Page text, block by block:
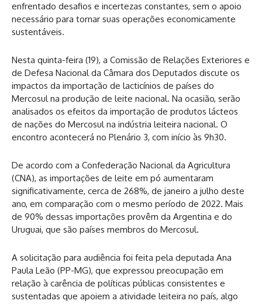
enfrentado desafios e incertezas constantes, sem o apoio
necessário para tornar suas operações economicamente
sustentáveis.
Nesta quinta-feira (19), a Comissão de Relações Exteriores e
de Defesa Nacional da Câmara dos Deputados discute os
impactos da importação de lacticínios de países do
Mercosul na produção de leite nacional. Na ocasião, serão
analisados os efeitos da importação de produtos lácteos
de nações do Mercosul na indústria leiteira nacional. O
encontro acontecerá no Plenário 3, com início às 9h30.
De acordo com a Confederação Nacional da Agricultura
(CNA), as importações de leite em pó aumentaram
significativamente, cerca de 268%, de janeiro a julho deste
ano, em comparação com o mesmo período de 2022. Mais
de 90% dessas importações provêm da Argentina e do
Uruguai, que são países membros do Mercosul.
A solicitação para audiência foi feita pela deputada Ana
Paula Leão (PP-MG), que expressou preocupação em
relação à carência de políticas públicas consistentes e
sustentadas que apoiem a atividade leiteira no país, algo